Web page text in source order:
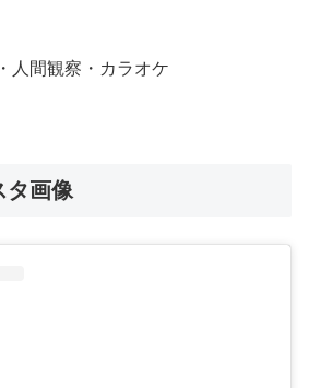
人間観察・カラオケ
タ画像